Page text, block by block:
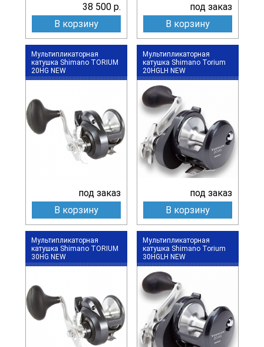
38 500 р.
В корзину
под заказ
В корзину
Мультипликаторная
катушка Shimano TORIUM
20HG NEW
под заказ
В корзину
Мультипликаторная
катушка Shimano Torium
20HGLH NEW
под заказ
В корзину
Мультипликаторная
катушка Shimano TORIUM
30HG NEW
Мультипликаторная
катушка Shimano Torium
30HGLH NEW